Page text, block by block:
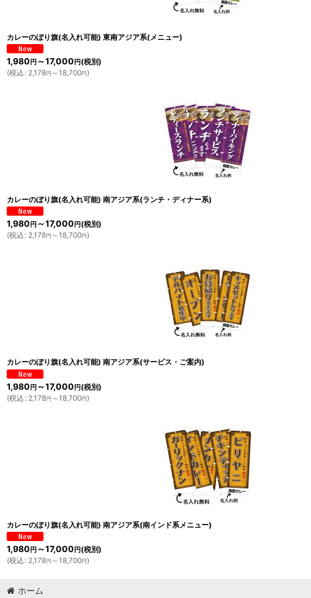
カレーのぼり旗(名入れ可能) 東南アジア系(メニュー)
1,980 円 ～17,000 円 (税別)
(税込 : 2,178円 ～18,700円)
カレーのぼり旗(名入れ可能) 南アジア系(ランチ・ディナー系)
1,980 円 ～17,000 円 (税別)
(税込 : 2,178円 ～18,700円)
カレーのぼり旗(名入れ可能) 南アジア系(サービス・ご案内)
1,980 円 ～17,000 円 (税別)
(税込 : 2,178円 ～18,700円)
カレーのぼり旗(名入れ可能) 南アジア系(南インド系メニュー)
1,980 円 ～17,000 円 (税別)
(税込 : 2,178円 ～18,700円)
ホーム